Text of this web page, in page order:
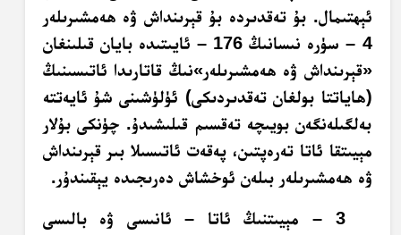
ئېھتىمال. بۇ تەقدىردە بۇ قېرىنداش ۋە ھەمشىرىلەر
4 – سۈرە نىسانىڭ 176 – ئايىتىدە بايان قىلىنغان
«قېرىنداش ۋە ھەمشىرىلەر»نىڭ قاتارىدا ئاتىسىنىڭ
(ھاياتتا بولغان تەقدىردىكى) ئۈلۈشىنى شۇ ئايەتتە
بەلگىلەنگەن بويىچە تەقسىم قىلىشىدۇ. چۈنكى بۇلار
مېيىتقا ئاتا تەرەپتىن، پەقەت ئاتىسىلا بىر قېرىنداش
ۋە ھەمشىرىلەر بىلەن ئوخشاش دەرىجىدە يېقىندۇر.
3 – مېيىتنىڭ ئاتا – ئانىسى ۋە بالىسى